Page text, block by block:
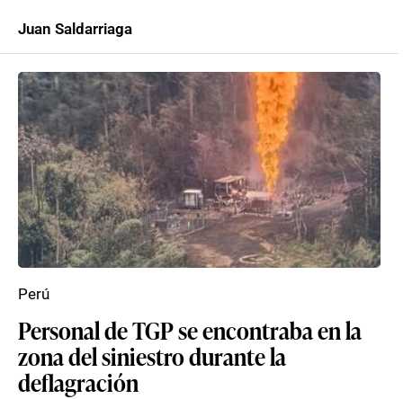
Juan Saldarriaga
Personal de TGP se encontraba en la
zona del siniestro durante la
deflagración
Perú